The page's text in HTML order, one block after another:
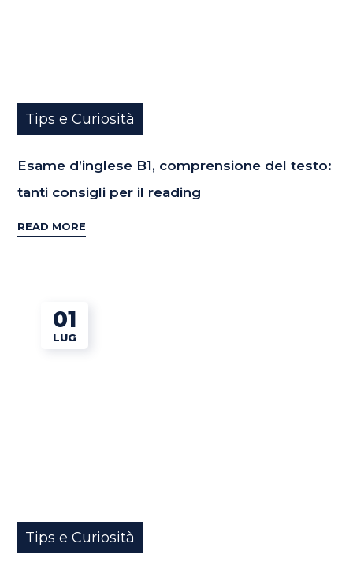
Tips e Curiosità
Esame d’inglese B1, comprensione del testo:
tanti consigli per il reading
READ MORE
01
LUG
Tips e Curiosità